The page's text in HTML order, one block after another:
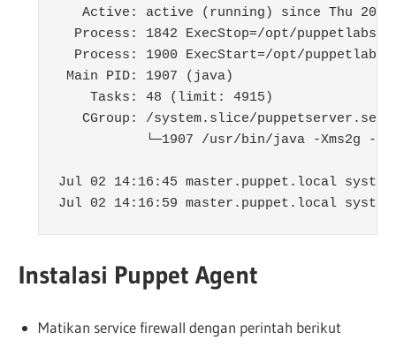
Active: active (running) since Thu
Process: 1842 ExecStop=/opt/puppetlabs/
Process: 1900 ExecStart=/opt/
Main PID: 1907 (java)
    Tasks: 48 (limit: 4915)
CGroup: /system.slice/
└─1907 /usr/bin/java -Xms2g -
Jul 02 14:16:45 master.puppet.local
Jul 02 14:16:59 master.puppet.local
Instalasi Puppet Agent
Matikan service firewall dengan perintah berikut